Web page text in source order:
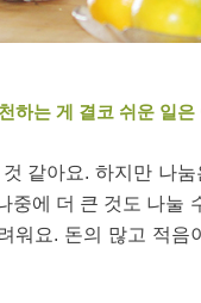
하는 게 결코 쉬운 일은
같아요. 하지만 나
에 더 큰 것도 나눌
워요. 돈의 많고 적